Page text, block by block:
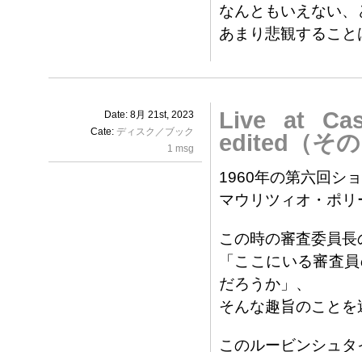
なんともいえない
あまり悲観するこ
Date: 8月 21st, 2023
Cate: ディスク／ブック
1 msg
Live at
edited（そ
1960年の第六回シ
マウリツィオ・ポ
この時の審査委員
「ここにいる審査
だろうか」、
そんな趣旨のこと
このルービンシュ